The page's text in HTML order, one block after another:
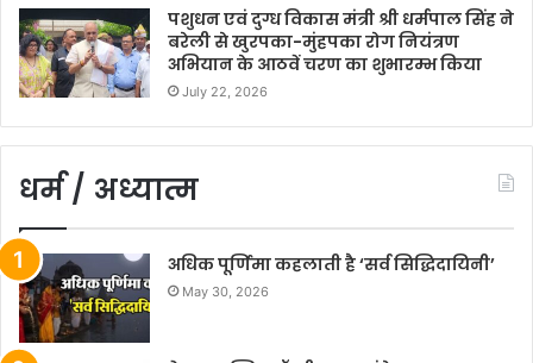
पशुधन एवं दुग्ध विकास मंत्री श्री धर्मपाल सिंह ने
बरेली से खुरपका-मुंहपका रोग नियंत्रण
अभियान के आठवें चरण का शुभारम्भ किया
July 22, 2026
धर्म / अध्यात्म
अधिक पूर्णिमा कहलाती है ‘सर्व सिद्धिदायिनी’
May 30, 2026